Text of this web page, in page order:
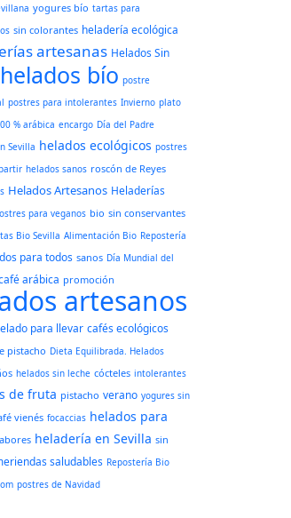
yogures bío tartas para
sin colorantes heladería ecológica
artesanas Helados Sin
helados bío postre
postres para intolerantes Invierno plato
% arábica encargo Día del Padre
Sevilla helados ecológicos postres
helados sanos roscón de Reyes
Helados Artesanos Heladerías
para veganos bio sin conservantes
Bio Sevilla Alimentación Bio Repostería
para todos sanos Día Mundial del
arábica promoción
artesanos
para llevar cafés ecológicos
pistacho Dieta Equilibrada. Helados
helados sin leche cócteles intolerantes
de fruta pistacho verano yogures sin
vienés focaccias helados para
heladería en Sevilla sin
saludables Repostería Bio
postres de Navidad